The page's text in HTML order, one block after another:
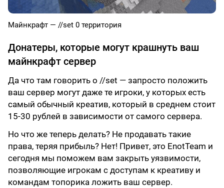
Майнкрафт — //set 0 территория
Донатеры, которые могут крашнуть ваш
майнкрафт сервер
Да что там говорить о //set — запросто положить
ваш сервер могут даже те игроки, у которых есть
самый обычный креатив, который в среднем стоит
15-30 рублей в зависимости от самого сервера.
Но что же теперь делать? Не продавать такие
права, теряя прибыль? Нет! Привет, это EnotTeam и
сегодня мы поможем вам закрыть уязвимости,
позволяющие игрокам с доступам к креативу и
командам топорика ложить ваш сервер.